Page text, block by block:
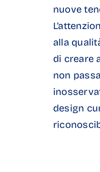
nuove
alla
di creare
non
design